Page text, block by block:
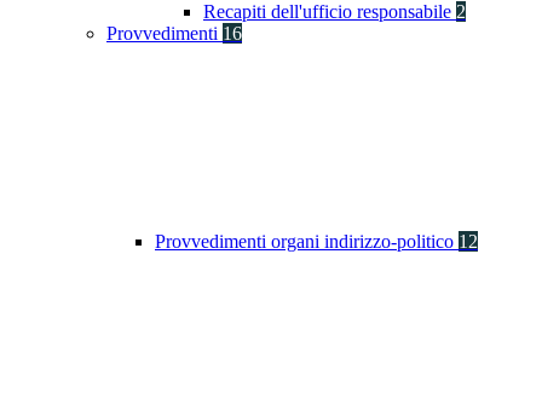
Recapiti dell'ufficio responsabile 2
Provvedimenti 16
Provvedimenti organi indirizzo-politico 12